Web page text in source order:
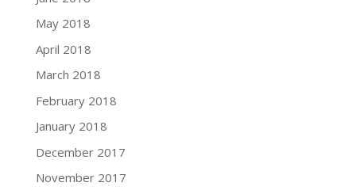
May 2018
April 2018
March 2018
February 2018
January 2018
December 2017
November 2017